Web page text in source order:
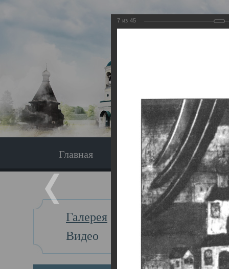
Главная Экскурсия
Галерея
Видео
Главная
7 из 45